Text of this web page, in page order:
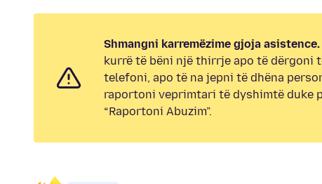
Shmangni karremëzime gjoja asistence.
kurrë të bëni një thirrje apo të dërgoni
telefoni, apo të na jepni të dhëna
raportoni veprimtari të dyshimtë duke
“Raportoni Abuzim”.